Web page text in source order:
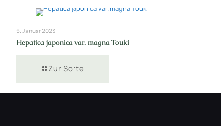
5. Januar 2023
Hepatica japonica var. magna Touki
Zur Sorte